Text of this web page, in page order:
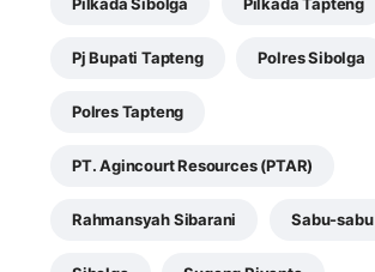
Pj Bupati Tapteng Polres Sibolga
Polres Tapteng
PT. Agincourt Resources (PTAR)
Rahmansyah Sibarani Sabu-sabu